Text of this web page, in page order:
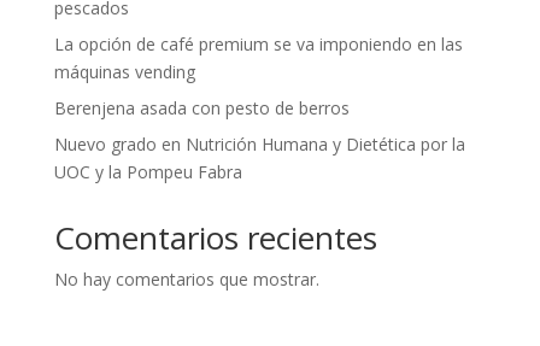
pescados
La opción de café premium se va imponiendo en las
máquinas vending
Berenjena asada con pesto de berros
Nuevo grado en Nutrición Humana y Dietética por la
UOC y la Pompeu Fabra
Comentarios recientes
No hay comentarios que mostrar.